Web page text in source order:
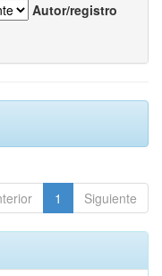
Autor/registro
1 Siguiente